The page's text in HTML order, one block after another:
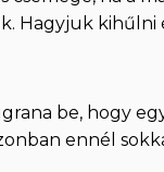
Hagyjuk kihűlni
be, hogy
ennél